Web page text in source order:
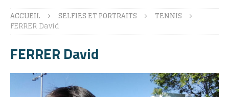
ACCUEIL SELFIES ET PORTRAITS
TENNIS
FERRER David
FERRER David